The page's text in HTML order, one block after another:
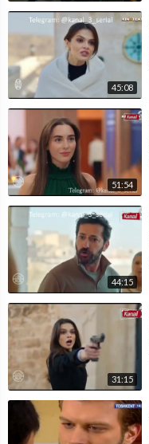
45:08
51:54
44:15
31:15